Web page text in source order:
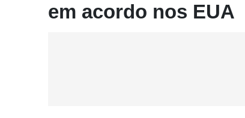
em acordo nos EUA